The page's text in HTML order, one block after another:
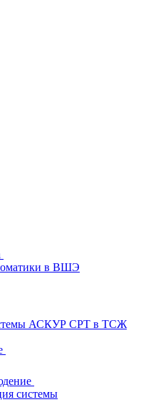
в ВШЭ
АСКУР СРТ в ТСЖ
системы